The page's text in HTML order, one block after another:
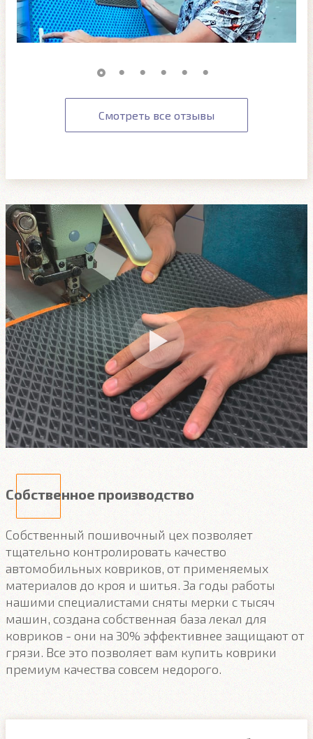
Смотреть все отзывы
Собственное производство
Собственный пошивочный цех позволяет
тщательно контролировать качество
автомобильных ковриков, от применяемых
материалов до кроя и шитья. За годы работы
нашими специалистами сняты мерки с тысяч
машин, создана собственная база лекал для
ковриков - они на 30% эффективнее защищают от
грязи. Все это позволяет вам купить коврики
премиум качества совсем недорого.